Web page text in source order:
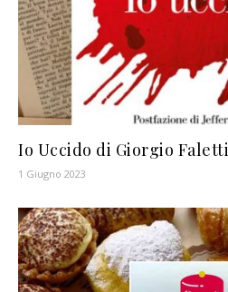
Io Uccido di Giorgio Faletti
1 Giugno 2023